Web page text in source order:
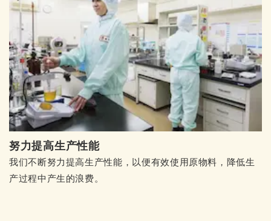
努力提高生产性能
我们不断努力提高生产性能，以便有效使用原物料，降低生
产过程中产生的浪费。